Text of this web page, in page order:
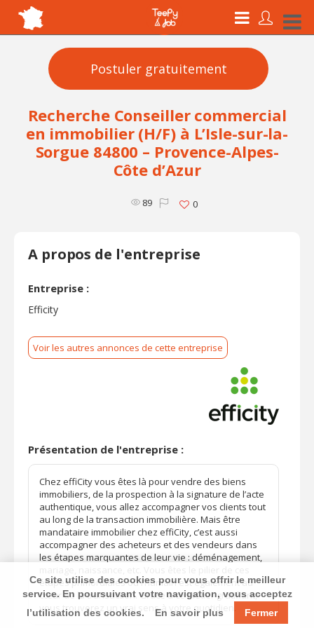
Recherche Conseiller commercial
en immobilier (H/F) à L’Isle-sur-la-
Sorgue 84800 – Provence-Alpes-
Côte d’Azur
89 0
A propos de l'entreprise
Entreprise :
Efficity
Voir les autres annonces de cette entreprise
Présentation de l'entreprise :
Chez effiCity vous êtes là pour vendre des biens
immobiliers, de la prospection à la signature de l’acte
authentique, vous allez accompagner vos clients tout
au long de la transaction immobilière. Mais être
mandataire immobilier chez effiCity, c’est aussi
accompagner des acheteurs et des vendeurs dans
les étapes marquantes de leur vie : déménagement,
étapes primordiales où l’humain est également au
cœur de la transaction. Grâce à ce métier gratifiant,
vous trouverez un vrai sens à votre quotidien.
Postuler gratuitement
Ce site utilise des cookies pour vous offrir le meilleur
service. En poursuivant votre navigation, vous acceptez
l’utilisation des cookies.
En savoir plus Fermer